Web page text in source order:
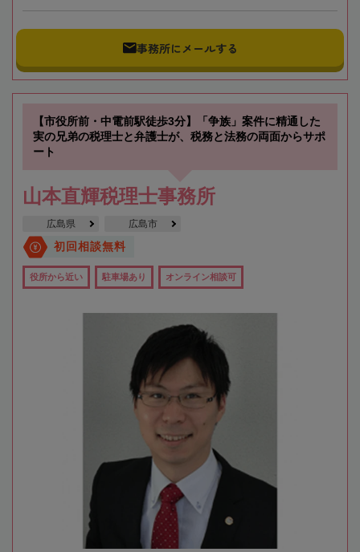
事務所にメールする
【市役所前・中電前駅徒歩3分】「争族」案件に精通した
実の兄弟の税理士と弁護士が、税務と法務の両面からサポ
ート
山本直輝税理士事務所
広島県 広島市
初回相談無料
役所から近い 駐車場あり オンライン相談可